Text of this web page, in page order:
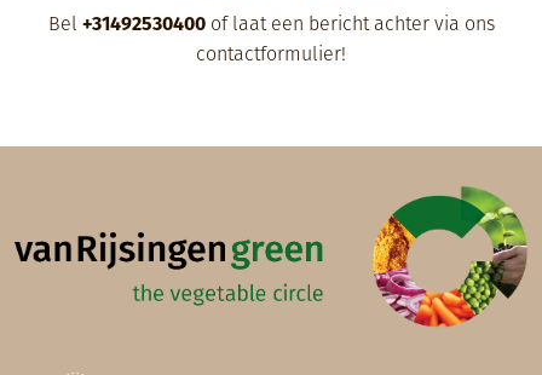
Bel +31492530400of laat een bericht achter via ons
contactformulier!